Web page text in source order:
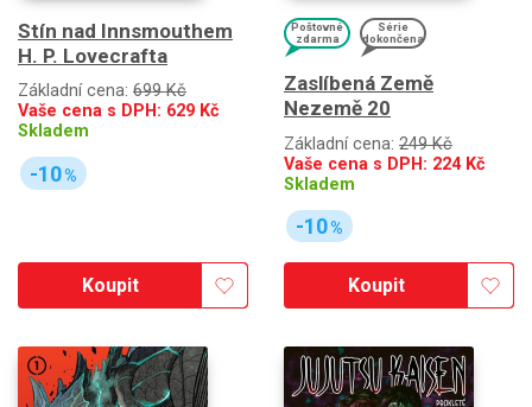
Stín nad Innsmouthem
H. P. Lovecrafta
Základní cena: 699 Kč
Vaše cena s DPH: 629 Kč
Skladem
-10%
Koupit
Poštovné
zdarma
Série
dokončena
Zaslíbená Země
Nezemě 20
Základní cena: 249 Kč
Vaše cena s DPH: 224Kč
Skladem
-10%
Koupit